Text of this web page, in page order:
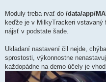
Moduly treba rvať do /data/app/
keďže je v MilkyTrackeri vstavaný
nájsť v podstate šade.
Ukladaní nastavení čil nejde,
sprostosti, výkonnostne
každopádne na demo účely je